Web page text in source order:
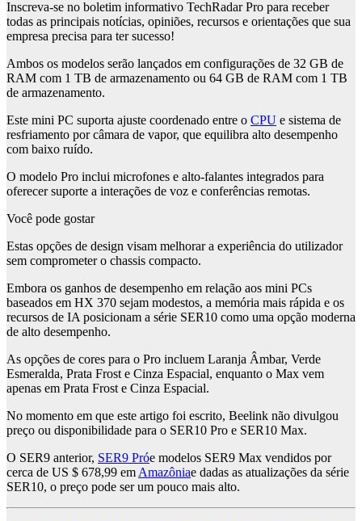
Inscreva-se no boletim informativo TechRadar Pro para receber
todas as principais notícias, opiniões, recursos e orientações que sua
empresa precisa para ter sucesso!
Ambos os modelos serão lançados em configurações de 32 GB de
RAM com 1 TB de armazenamento ou 64 GB de RAM com 1 TB
de armazenamento.
Este mini PC suporta ajuste coordenado entre o CPU e sistema de
resfriamento por câmara de vapor, que equilibra alto desempenho
com baixo ruído.
O modelo Pro inclui microfones e alto-falantes integrados para
oferecer suporte a interações de voz e conferências remotas.
Você pode gostar
Estas opções de design visam melhorar a experiência do utilizador
sem comprometer o chassis compacto.
Embora os ganhos de desempenho em relação aos mini PCs
baseados em HX 370 sejam modestos, a memória mais rápida e os
recursos de IA posicionam a série SER10 como uma opção moderna
de alto desempenho.
As opções de cores para o Pro incluem Laranja Âmbar, Verde
Esmeralda, Prata Frost e Cinza Espacial, enquanto o Max vem
apenas em Prata Frost e Cinza Espacial.
No momento em que este artigo foi escrito, Beelink não divulgou
preço ou disponibilidade para o SER10 Pro e SER10 Max.
O SER9 anterior, SER9 Próe modelos SER9 Max vendidos por
cerca de US $ 678,99 em Amazôniae dadas as atualizações da série
SER10, o preço pode ser um pouco mais alto.